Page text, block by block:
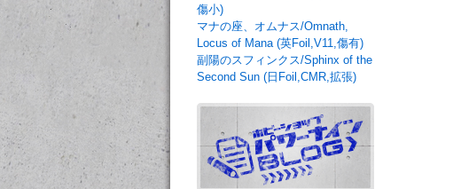
傷小)
マナの座、オムナス/Omnath,
Locus of Mana (英Foil,V11,傷有)
副陽のスフィンクス/Sphinx of the
Second Sun (日Foil,CMR,拡張)